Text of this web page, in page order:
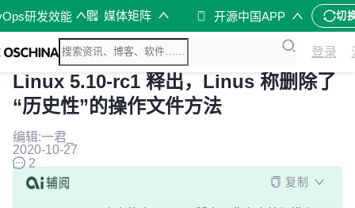
研发效能 媒体矩阵 开源中国APP 切
登录
Linux 5.10-rc1 释出，Linus 称删除了
“历史性”的操作文件方法
编辑:一君_
2020-10-27
2
复制